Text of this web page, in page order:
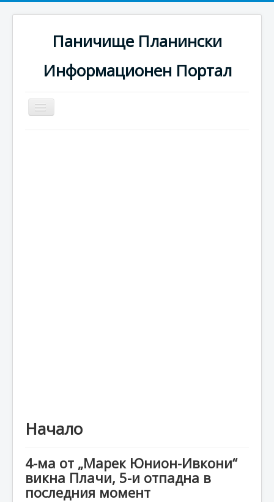
Паничище Планински
Информационен Портал
Превключи
навигация
Начало
4-ма от „Марек Юнион-Ивкони“
викна Плачи, 5-и отпадна в
последния момент